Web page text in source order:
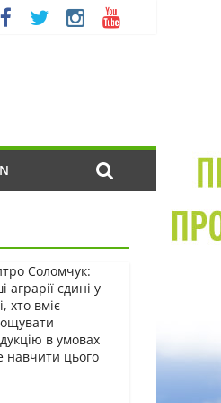
Соломчук:
аграрії єдині у
хто вміє
в умовах
навчити цього